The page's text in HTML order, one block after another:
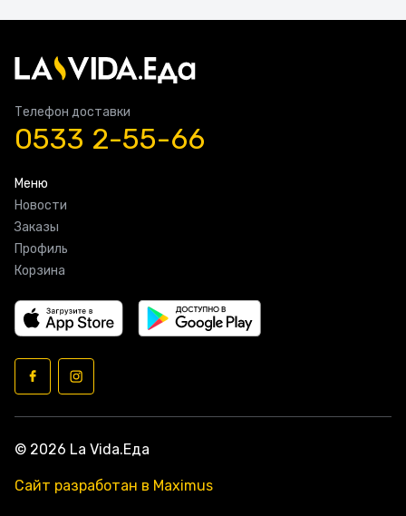
Телефон доставки
0533 2-55-66
Меню
Новости
Заказы
Профиль
Корзина
© 2026 La Vida.Еда
Сайт разработан в Maximus